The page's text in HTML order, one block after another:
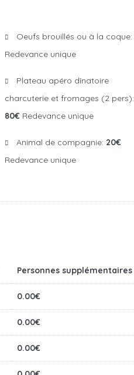
Oeufs brouillés ou à la coque:
Redevance unique
charcuterie et fromages (2 pers):
80€ Redevance unique
Animal de compagnie: 20€
Redevance unique
Personnes supplémentaires
0.00€
0.00€
0.00€